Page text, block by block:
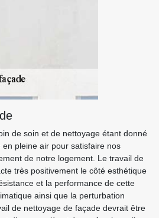
de soin et de nettoyage étant donné
pleine air pour satisfaire nos
de notre logement. Le travail de
très positivement le côté esthétique
et la performance de cette
ainsi que la perturbation
de nettoyage de façade devrait être